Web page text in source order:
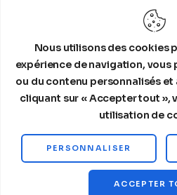
Nous utilisons des cookies
expérience de navigation,
ou du contenu personnalisés et
cliquant sur « Accepter tout »,
utilisation de
PERSONNALISER
ACCEPTER